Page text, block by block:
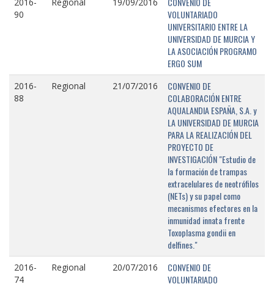
90
VOLUNTARIADO
UNIVERSITARIO ENTRE LA
UNIVERSIDAD DE MURCIA Y
LA ASOCIACIÓN PROGRAMO
ERGO SUM
2016-
88
Regional 21/07/2016
CONVENIO DE
COLABORACIÓN ENTRE
AQUALANDIA ESPAÑA, S.A. y
LA UNIVERSIDAD DE MURCIA
PARA LA REALIZACIÓN DEL
PROYECTO DE
INVESTIGACIÓN "Estudio de
la formación de trampas
extracelulares de neotrófilos
(NETs) y su papel como
mecanismos efectores en la
inmunidad innata frente
Toxoplasma gondii en
delfines."
2016-
74
Regional 20/07/2016
CONVENIO DE
VOLUNTARIADO